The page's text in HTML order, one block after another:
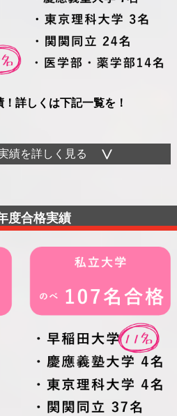
詳しくは下記一覧を！
績を詳しく見る
度合格実績